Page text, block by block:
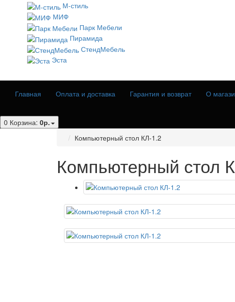
М-стиль
МИФ
Парк Мебели
Пирамида
СтендМебель
Эста
Главная Оплата и доставка Гарантия и возврат О
0 Корзина: 0р.
Компьютерный стол КЛ-1.2
Компьютерный стол